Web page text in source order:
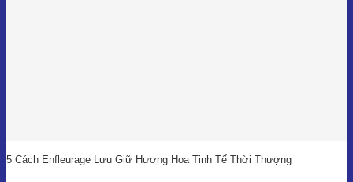
5 Cách Enfleurage Lưu Giữ Hương Hoa Tinh Tế Thời Thượng